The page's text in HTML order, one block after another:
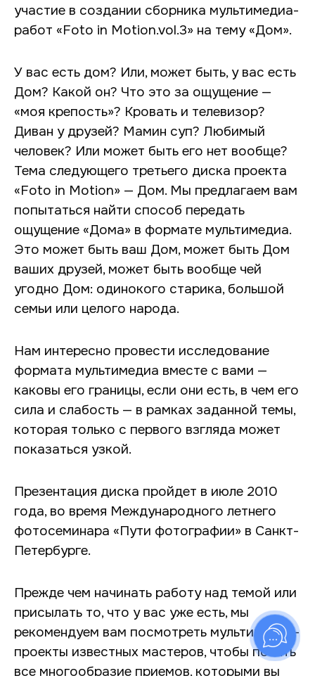
участие в создании сборника мультимедиа-
работ «Foto in Motion.vol.3» на тему «Дом».
У вас есть дом? Или, может быть, у вас есть
Дом? Какой он? Что это за ощущение —
«моя крепость»? Кровать и телевизор?
Диван у друзей? Мамин суп? Любимый
человек? Или может быть его нет вообще?
Тема следующего третьего диска проекта
«Foto in Motion» — Дом. Мы предлагаем вам
попытаться найти способ передать
ощущение «Дома» в формате мультимедиа.
Это может быть ваш Дом, может быть Дом
ваших друзей, может быть вообще чей
угодно Дом: одинокого старика, большой
семьи или целого народа.
Нам интересно провести исследование
формата мультимедиа вместе с вами —
каковы его границы, если они есть, в чем его
сила и слабость — в рамках заданной темы,
которая только с первого взгляда может
показаться узкой.
Презентация диска пройдет в июле 2010
года, во время Международного летнего
фотосеминара «Пути фотографии» в Санкт-
Петербурге.
Прежде чем начинать работу над темой или
присылать то, что у вас уже есть, мы
рекомендуем вам посмотреть мультимедиа-
проекты известных мастеров, чтобы понять
все многообразие приемов, которыми вы